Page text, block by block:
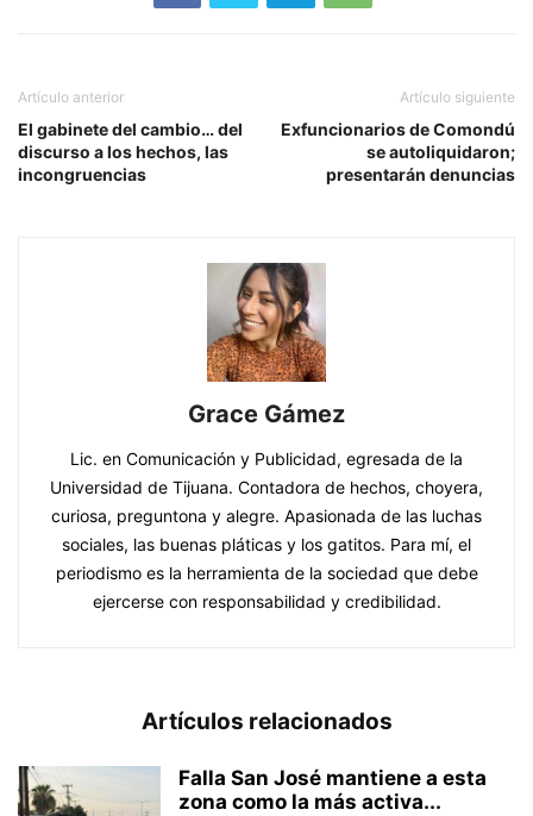
Artículo anterior
El gabinete del cambio… del
discurso a los hechos, las
incongruencias
Artículo siguiente
Exfuncionarios de Comondú
se autoliquidaron;
presentarán denuncias
Grace Gámez
Lic. en Comunicación y Publicidad, egresada de la
Universidad de Tijuana. Contadora de hechos, choyera,
curiosa, preguntona y alegre. Apasionada de las luchas
sociales, las buenas pláticas y los gatitos. Para mí, el
periodismo es la herramienta de la sociedad que debe
ejercerse con responsabilidad y credibilidad.
Artículos relacionados
Falla San José mantiene a esta
zona como la más activa...